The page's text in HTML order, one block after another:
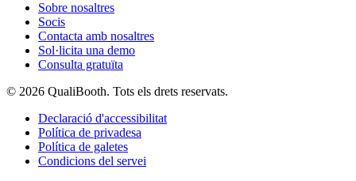
Sobre nosaltres
Socis
Contacta amb nosaltres
Sol·licita una demo
Consulta gratuïta
© 2026 QualiBooth. Tots els drets reservats.
Declaració d'accessibilitat
Política de privadesa
Política de galetes
Condicions del servei